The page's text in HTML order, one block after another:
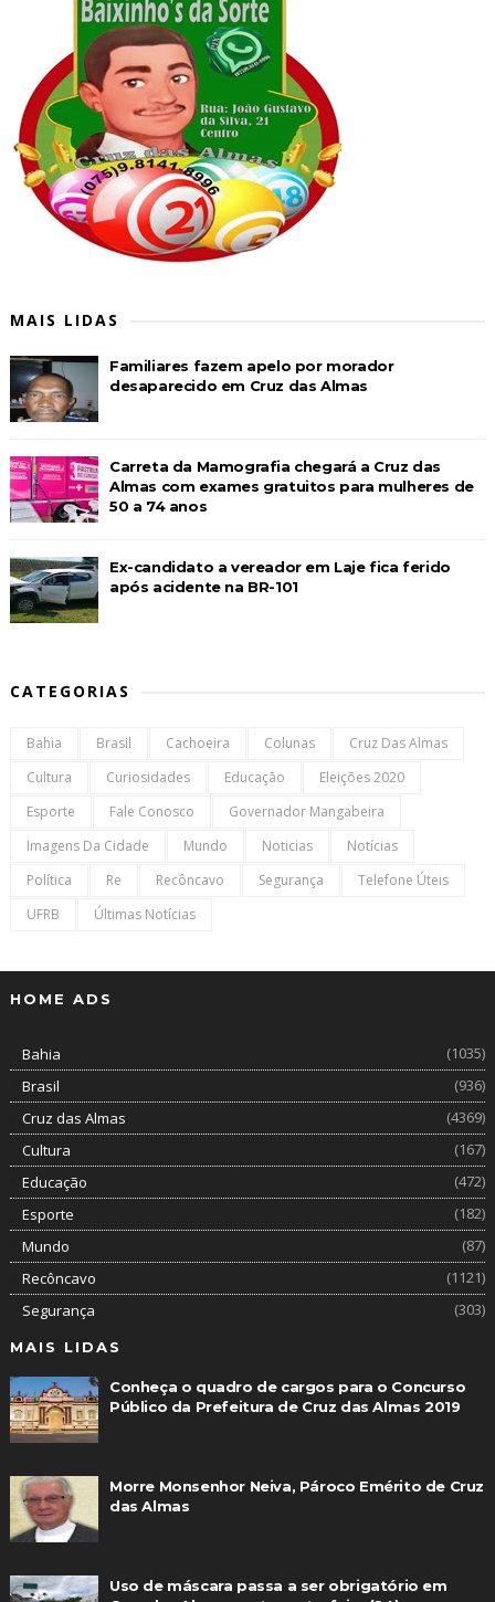
MAIS LIDAS
Familiares fazem apelo por morador
desaparecido em Cruz das Almas
Carreta da Mamografia chegará a Cruz das
Almas com exames gratuitos para mulheres de
50 a 74 anos
Ex-candidato a vereador em Laje fica ferido
após acidente na BR-101
CATEGORIAS
Bahia Brasil Cachoeira Colunas
Cruz Das Almas
Cultura
Curiosidades Educação
Eleições 2020
Esporte
Fale Conosco
Governador Mangabeira
Imagens Da Cidade
Mundo Noticias
Notícias
Política
Re Recôncavo Segurança
Telefone Úteis
UFRB
Últimas Notícias
HOME ADS
Bahia
(1035)
Brasil
(936)
Cruz das Almas
(4369)
Cultura
(167)
Educação
(472)
Esporte
(182)
Mundo
(87)
Recôncavo
(1121)
Segurança
(303)
MAIS LIDAS
Conheça o quadro de cargos para o Concurso
Público da Prefeitura de Cruz das Almas 2019
Morre Monsenhor Neiva, Pároco Emérito de Cruz
das Almas
Uso de máscara passa a ser obrigatório em